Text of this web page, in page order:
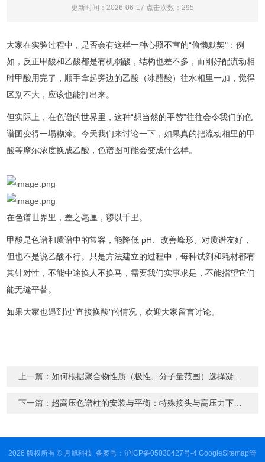
更新时间：2026-06-17 点击次数：295
大家在实验过程中，是否会有这样一种心照不宣的“偷懒默契"：例
如，反正甲酸和乙酸都是有机弱酸，结构也差不多，而刚好配流动相
时甲酸用完了，顺手拿起旁边的乙酸（冰醋酸）往水相里一加，觉得
区别不大，应该也能打出来。
但实际上，在色谱的世界里，这种“想当然的平替"往往会令我们的色
谱图变得一塌糊涂。今天我们来讨论一下，如果真的把流动相里的甲
酸等摩尔浓度换成乙酸，色谱图可能会变成什么样。
在色谱世界里，差之毫厘，谬以千里。
甲酸是色谱和质谱中的常客，能降低 pH、改善峰形、对质谱友好，
但也不是说乙酸不行。只是方法建立的过程中，每种试剂和耗材都有
其针对性，不能中途换人不换马，需要我们实事求是，不能指望它们
能无缝平替。
如果大家也遇到过“直接换酸"的情况，欢迎大家留言讨论。
上一篇：如何根据聚合物性质（极性、分子量范围）选择凝胶渗透色谱柱？
下一篇： 超高压色谱柱的安装与平衡：特殊接头与高压力下的注意事项
2026 版权所有 © 月旭科技备案号：沪ICP备05030427号-4 GoogleSitemap管